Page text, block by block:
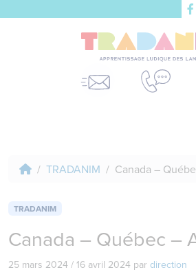
TRADANIM Canada –
TRADANIM
Canada – Québec –
25 mars 2024 / 16 avril 2024 par direction